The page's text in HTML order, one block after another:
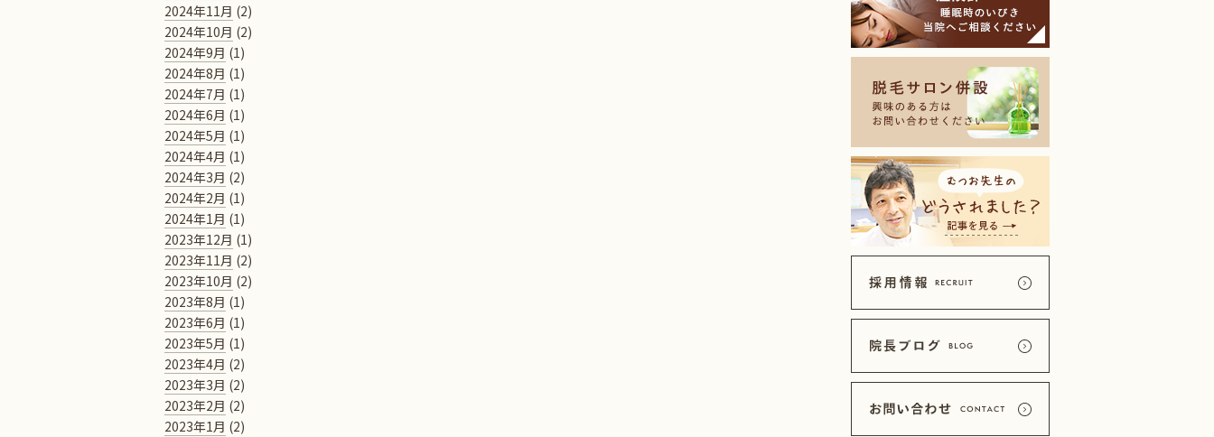
2024年11月 (2)
2024年10月 (2)
2024年9月 (1)
2024年8月 (1)
2024年7月 (1)
2024年6月 (1)
2024年5月 (1)
2024年4月 (1)
2024年3月 (2)
2024年2月 (1)
2024年1月 (1)
2023年12月 (1)
2023年11月 (2)
2023年10月 (2)
2023年8月 (1)
2023年6月 (1)
2023年5月 (1)
2023年4月 (2)
2023年3月 (2)
2023年2月 (2)
2023年1月 (2)